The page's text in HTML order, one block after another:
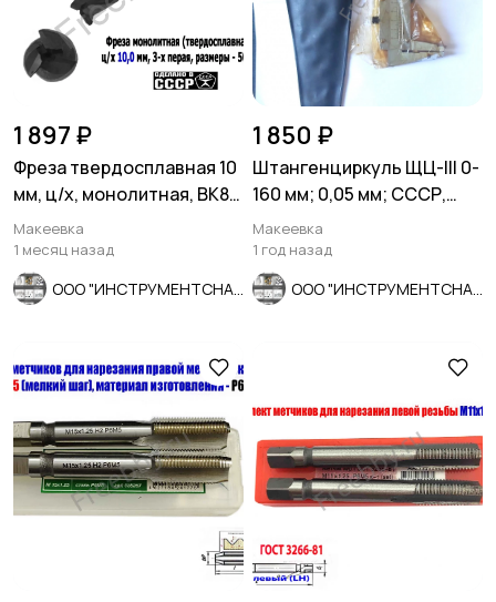
1 897 ₽
Фреза твердосплавная 10
мм, ц/х, монолитная, ВК8,
Z3, 50/25 мм, СССР
Макеевка
1 месяц назад
1 850 ₽
Штангенциркуль ЩЦ-lll 0-
160 мм; 0,05 мм; СССР,
ГОСТ 166-80.
Макеевка
1 год назад